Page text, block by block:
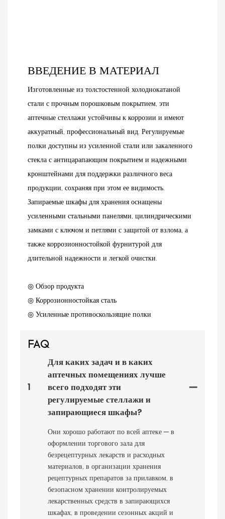
ВВЕДЕНИЕ В МАТЕРИАЛ
Изготовленные из толстостенной холоднокатаной
стали с прочным порошковым покрытием, эти
аптечные стеллажи устойчивы к коррозии и имеют
аккуратный, профессиональный вид. Регулируемые
полки доступны из усиленной стали или закаленного
стекла с антицарапающим покрытием и надежными
кронштейнами для поддержки различного веса
продукции, сохраняя при этом ее видимость.
Запираемые шкафы для хранения оснащены
усиленными стальными панелями, цилиндрическими
замками с ключом и петлями с защитой от взлома, а
также коррозионностойкой фурнитурой для
длительной надежности и легкой очистки.
◎ Обзор продукта
◎ Коррозионностойкая сталь
◎ Усиленные противоскользящие полки
FAQ
1
Для каких задач и в каких
аптечных помещениях лучше
всего подходят эти
регулируемые стеллажи и
запирающиеся шкафы?
Они хорошо работают по всей аптеке — в
оформлении торгового зала для
безрецептурных лекарств и расходных
материалов, в организации хранения
рецептурных препаратов за прилавком, в
безопасном хранении контролируемых
лекарственных средств в запирающихся
шкафах, в проведении сезонных акций и